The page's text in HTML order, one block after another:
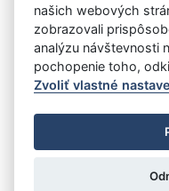
Vystavil:Hlavné
Úrad vlády SR
-
Prehlásenie o
Nastavenia cookies
: Aglo
našich webových
zobrazovali
analýzu návštevnosti
pochopenie toho,
Zvoliť vlastné